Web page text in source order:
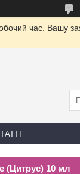
час. Вашу
(Цитрус) 10 мл